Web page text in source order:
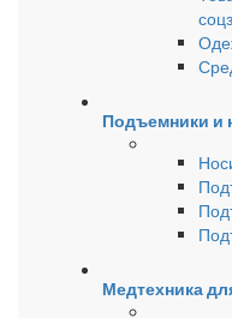
Подъемники и
Медтехника